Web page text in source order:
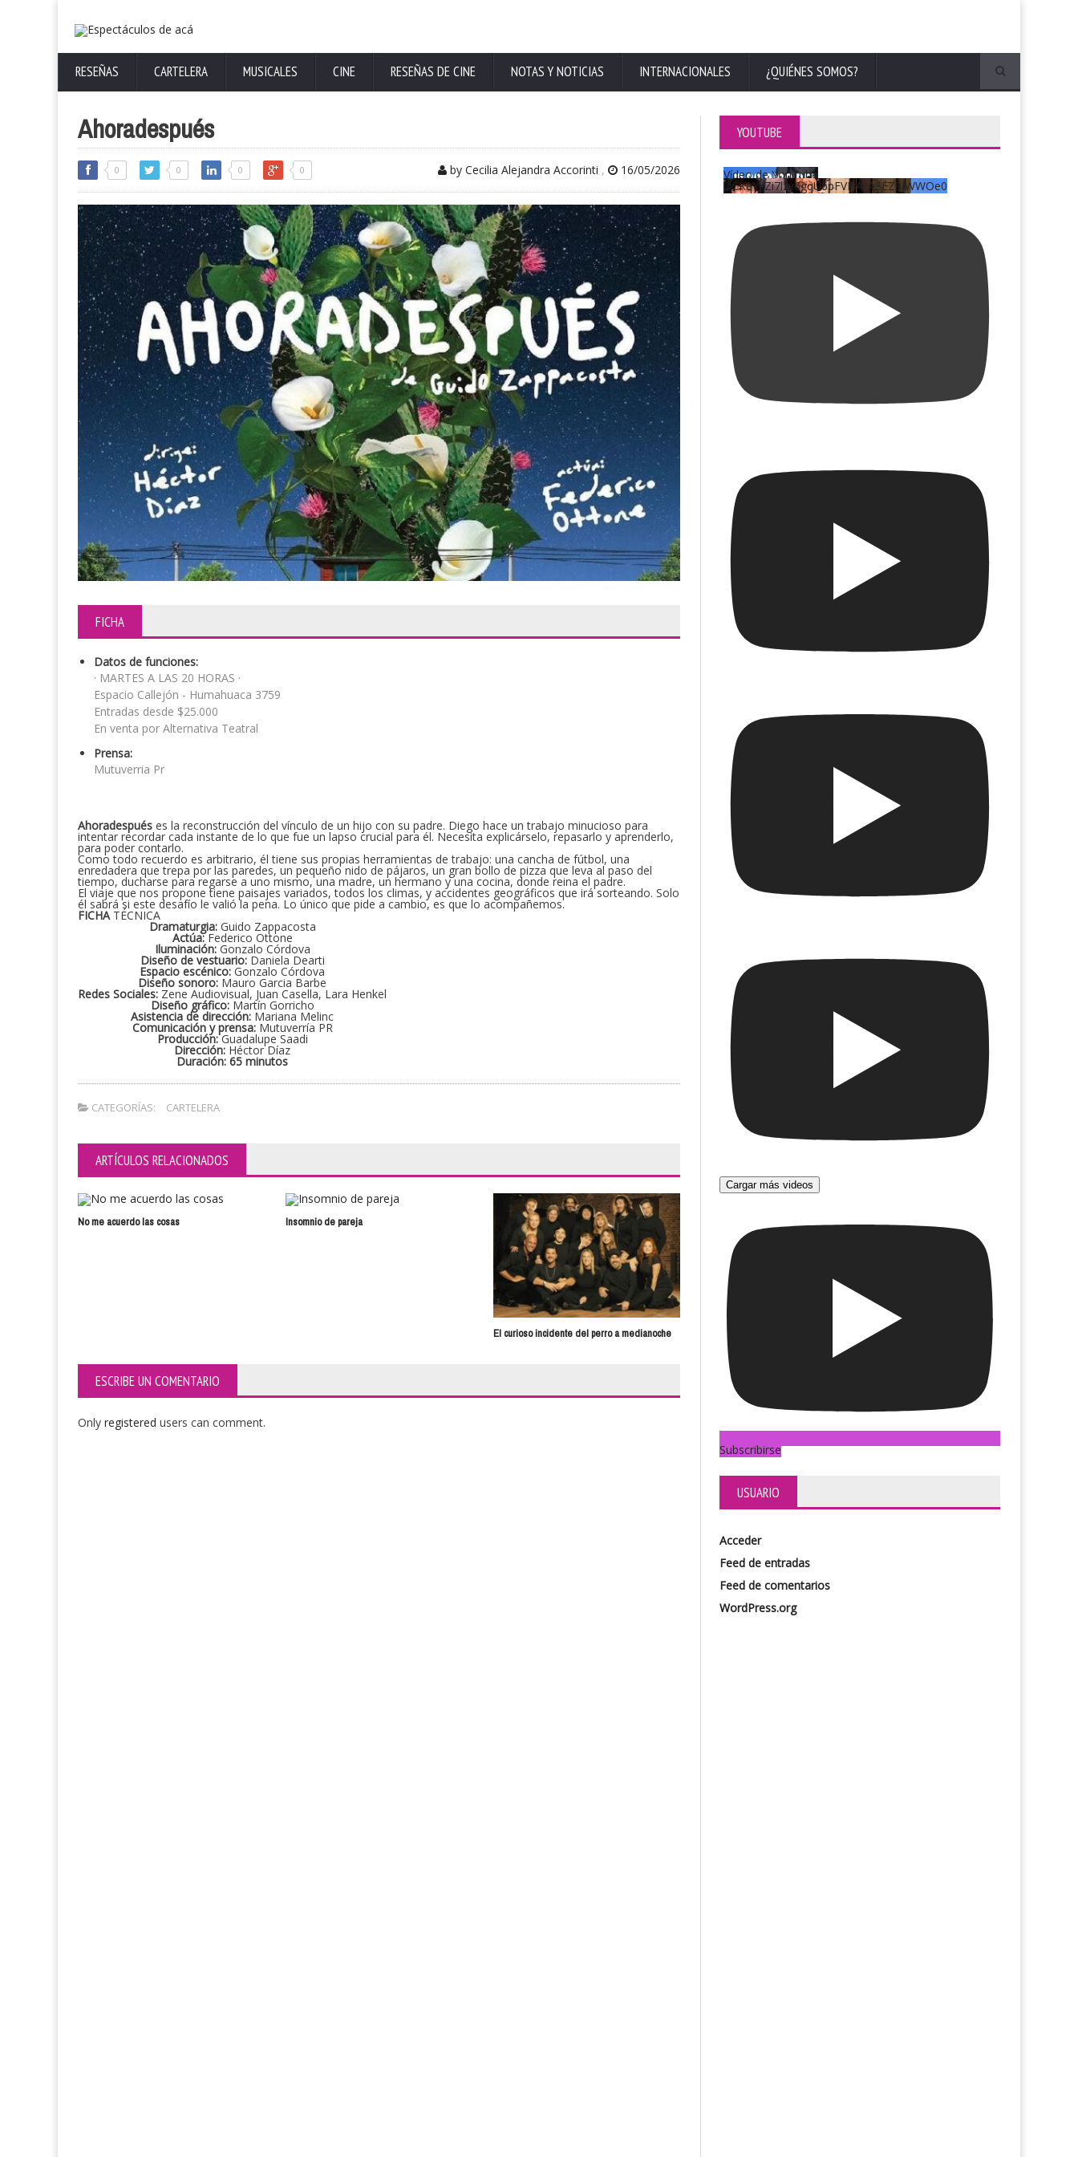
RESEÑAS CARTELERA MUSICALES CINE RESEÑAS DE CINE NOTAS Y NOTICIAS INTERNACIONALES ¿QUIÉNES SOMOS?
Ahoradespués
0 0 0 0 by Cecilia Alejandra Accorinti , 16/05/2026
FICHA
Datos de funciones:
· MARTES A LAS 20 HORAS ·
Espacio Callejón - Humahuaca 3759
Entradas desde $25.000
En venta por Alternativa Teatral
Prensa:
Mutuverria Pr
Ahoradespués es la reconstrucción del vínculo de un hijo con su padre. Diego hace un trabajo minucioso para
intentar recordar cada instante de lo que fue un lapso crucial para él. Necesita explicárselo, repasarlo y aprenderlo,
para poder contarlo.
Como todo recuerdo es arbitrario, él tiene sus propias herramientas de trabajo: una cancha de fútbol, una
enredadera que trepa por las paredes, un pequeño nido de pájaros, un gran bollo de pizza que leva al paso del
tiempo, ducharse para regarse a uno mismo, una madre, un hermano y una cocina, donde reina el padre.
El viaje que nos propone tiene paisajes variados, todos los climas, y accidentes geográficos que irá sorteando. Solo
él sabrá si este desafío le valió la pena. Lo único que pide a cambio, es que lo acompañemos.
FICHATÉCNICA
Dramaturgia: Guido Zappacosta
Actúa:Federico Ottone
Iluminación: Gonzalo Córdova
Diseño de vestuario: Daniela Dearti
Espacio escénico: Gonzalo Córdova
Diseño sonoro: Mauro Garcia Barbe
Redes Sociales: Zene Audiovisual, Juan Casella, Lara Henkel
Diseño gráfico: Martín Gorricho
Asistencia de dirección: Mariana Melinc
Comunicación y prensa: Mutuverría PR
Producción:Guadalupe Saadi
Dirección: Héctor Díaz
Duración: 65 minutos
CATEGORÍAS: CARTELERA
ARTÍCULOS RELACIONADOS
No me acuerdo las cosas Insomnio de pareja
El curioso incidente del perro a medianoche
Grados celsius
ESCRIBE UN COMENTARIO
Only registered users can comment.
YOUTUBE
Vídeo de YouTube
UCKqYjiZi7lzy6gqU6pFVFiA_A3EZ9JWWOe0
Cargar más videos
Subscribirse
USUARIO
Acceder
Feed de entradas
Feed de comentarios
WordPress.org